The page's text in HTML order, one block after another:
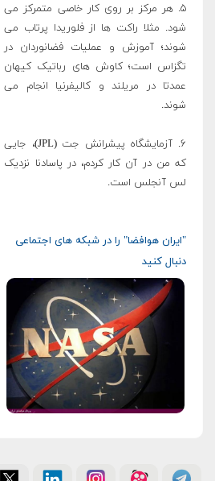
۵. هر مرکز بر روی کار خاصی متمرکز می
شود. مثلا راکت ها از فلوریدا پرتاب می
شوند؛ آموزش و عملیات فضانوردان در
تگزاس است؛ کاوش های رباتیک کیهان
عمدتا در مریلند و کالیفرنیا انجام می
شوند.
۶. آزمایشگاه پیشرانش جت (JPL)، جایی
که من در آن کار کردم، در پاسادنا نزدیک
لس آنجلس است.
"ایران هوافضا" را در شبکه های اجتماعی
دنبال کنید